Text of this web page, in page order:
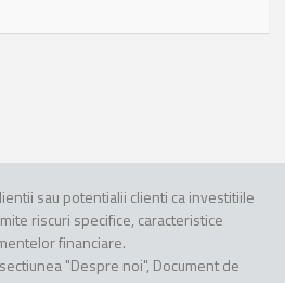
sau potentialii clienti ca investitiile
riscuri specifice, caracteristice
financiare.
"Despre noi", Document de